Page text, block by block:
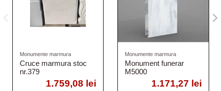
Monumente marmura
Cruce marmura stoc
nr.379
1.759,08 lei
Monumente marmura
Monument funerar
M5000
1.171,27 lei